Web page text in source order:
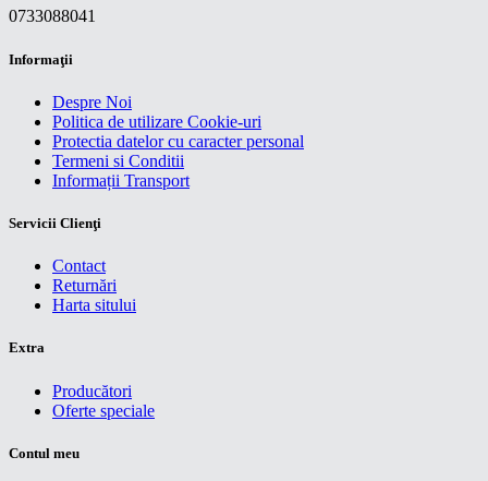
0733088041
Informaţii
Despre Noi
Politica de utilizare Cookie-uri
Protectia datelor cu caracter personal
Termeni si Conditii
Informații Transport
Servicii Clienţi
Contact
Returnări
Harta sitului
Extra
Producători
Oferte speciale
Contul meu